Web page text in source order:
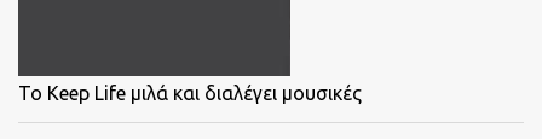
To Keep Life μιλά και διαλέγει μουσικές